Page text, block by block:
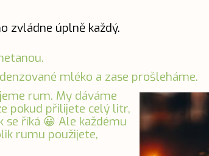
zvládne úplně každý.
mléko a zase prošleháme.
rum. My dáváme
pokud přilijete celý litr,
říká 😀 Ale každému
rumu použijete,